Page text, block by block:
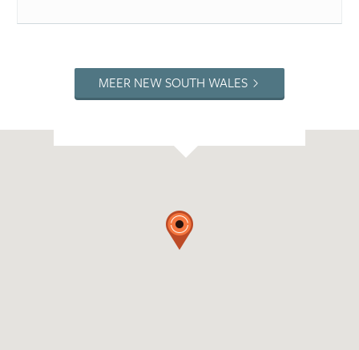
MEER NEW SOUTH WALES